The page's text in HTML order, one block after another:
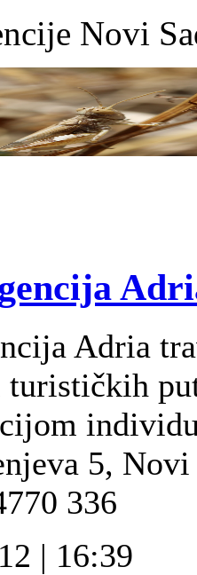
Novi
Adria
turističkih
5, Novi
336
| 16:39